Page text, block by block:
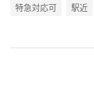
特急対応可 駅近